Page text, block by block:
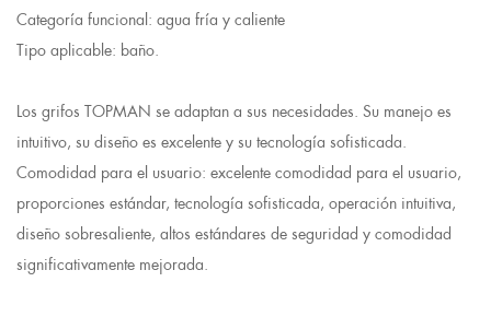
Categoría funcional: agua fría y caliente
Tipo aplicable: baño.
Los grifos TOPMAN se adaptan a sus necesidades. Su manejo es
intuitivo, su diseño es excelente y su tecnología sofisticada.
Comodidad para el usuario: excelente comodidad para el usuario,
proporciones estándar, tecnología sofisticada, operación intuitiva,
diseño sobresaliente, altos estándares de seguridad y comodidad
significativamente mejorada.